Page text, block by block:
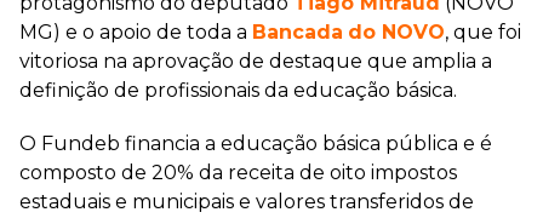
MG) e o apoio de toda a Bancada do NOVO, que foi
vitoriosa na aprovação de destaque que amplia a
definição de profissionais da educação básica.
O Fundeb financia a educação básica pública e é
composto de 20% da receita de oito impostos
estaduais e municipais e valores transferidos de